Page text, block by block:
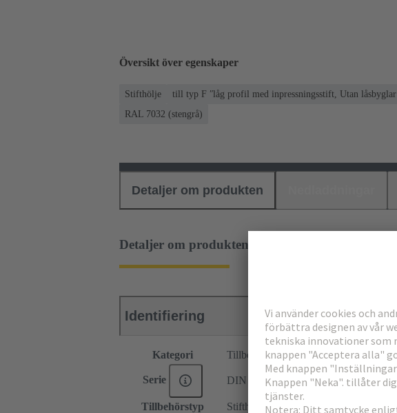
Översikt över egenskaper
Stifthölje till typ F ʺlåg profil med inpressningsstift, Utan låsbyglar
RAL 7032 (stengrå)
Detaljer om produkten
Detaljer om produkten
Identifiering
Kategori Tillbehör
Serie DIN 41612
Tillbehörstyp
Stifthölje